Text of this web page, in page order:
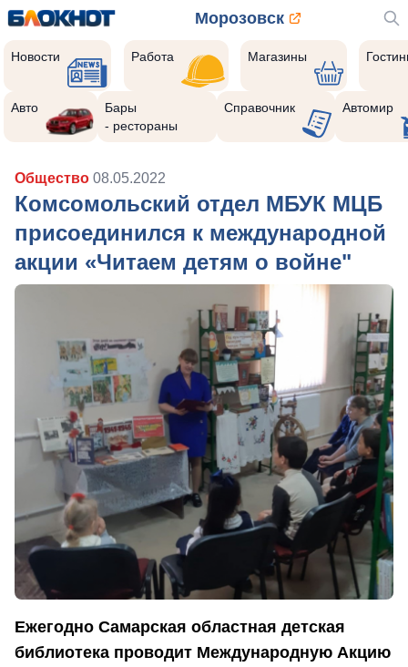
Морозовск
Новости Работа Магазины
Авто
Бары
- рестораны
Справочник Автомир
Общество 08.05.2022
Комсомольский отдел МБУК МЦБ
присоединился к международной
акции «Читаем детям о войне"
Ежегодно Самарская областная детская
библиотека проводит Международную Акцию